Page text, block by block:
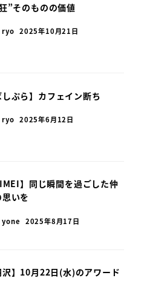
”そのものの価値
ryo 2025年10月21日
しぷら】カフェイン断ち
ryo 2025年6月12日
】同じ瞬間を過ごした仲
いを
yone 2025年8月17日
沢】10月22日(水)のアワード